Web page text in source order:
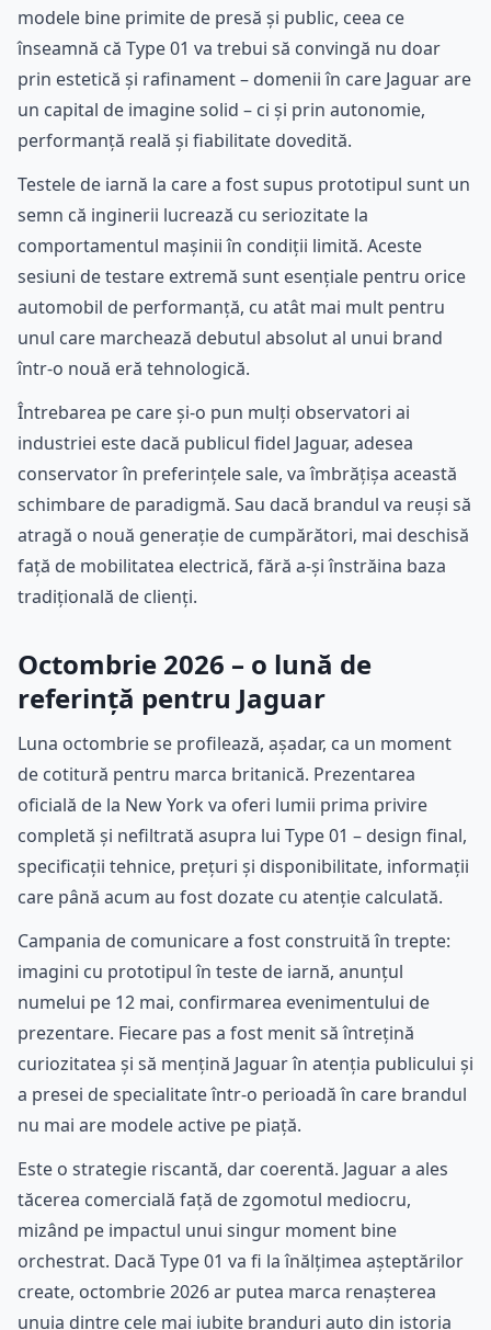
modele bine primite de presă și public, ceea ce
înseamnă că Type 01 va trebui să convingă nu doar
prin estetică și rafinament – domenii în care Jaguar are
un capital de imagine solid – ci și prin autonomie,
performanță reală și fiabilitate dovedită.
Testele de iarnă la care a fost supus prototipul sunt un
semn că inginerii lucrează cu seriozitate la
comportamentul mașinii în condiții limită. Aceste
sesiuni de testare extremă sunt esențiale pentru orice
automobil de performanță, cu atât mai mult pentru
unul care marchează debutul absolut al unui brand
într-o nouă eră tehnologică.
Întrebarea pe care și-o pun mulți observatori ai
industriei este dacă publicul fidel Jaguar, adesea
conservator în preferințele sale, va îmbrățișa această
schimbare de paradigmă. Sau dacă brandul va reuși să
atragă o nouă generație de cumpărători, mai deschisă
față de mobilitatea electrică, fără a-și înstrăina baza
tradițională de clienți.
Octombrie 2026 – o lună de
referință pentru Jaguar
Luna octombrie se profilează, așadar, ca un moment
de cotitură pentru marca britanică. Prezentarea
oficială de la New York va oferi lumii prima privire
completă și nefiltrată asupra lui Type 01 – design final,
specificații tehnice, prețuri și disponibilitate, informații
care până acum au fost dozate cu atenție calculată.
Campania de comunicare a fost construită în trepte:
imagini cu prototipul în teste de iarnă, anunțul
numelui pe 12 mai, confirmarea evenimentului de
prezentare. Fiecare pas a fost menit să întrețină
curiozitatea și să mențină Jaguar în atenția publicului și
a presei de specialitate într-o perioadă în care brandul
nu mai are modele active pe piață.
Este o strategie riscantă, dar coerentă. Jaguar a ales
tăcerea comercială față de zgomotul mediocru,
mizând pe impactul unui singur moment bine
orchestrat. Dacă Type 01 va fi la înălțimea așteptărilor
create, octombrie 2026 ar putea marca renașterea
unuia dintre cele mai iubite branduri auto din istoria